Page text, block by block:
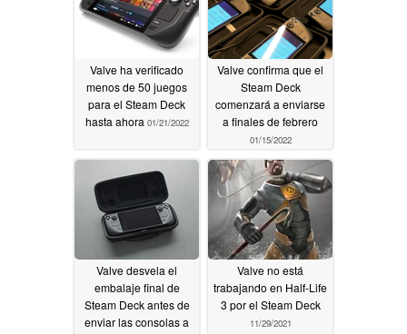
Valve ha verificado
menos de 50 juegos
para el Steam Deck
hasta ahora 01/21/2022
Valve confirma que el
Steam Deck
comenzará a enviarse
a finales de febrero
01/15/2022
Valve desvela el
embalaje final de
Steam Deck antes de
enviar las consolas a
Valve no está
trabajando en Half-Life
3 por el Steam Deck
11/29/2021